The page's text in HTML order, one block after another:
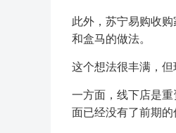
此外，苏宁易购收
和盒马的做法。
这个想法很丰满，但
一方面，线下店是
面已经没有了前期的